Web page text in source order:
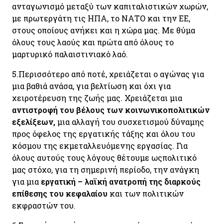
ανταγωνισμό μεταξύ των καπιταλιστικών χωρών,
με πρωτεργάτη τις ΗΠΑ, το ΝΑΤΟ και την ΕΕ,
στους οποίους ανήκει και η χώρα μας. Με θύμα
όλους τους λαούς και πρώτα από όλους το
μαρτυρικό παλαιστινιακό λαό.
5.Περισσότερο από ποτέ, χρειάζεται ο αγώνας για
μια βαθιά ανάσα, για βελτίωση και όχι για
χειροτέρευση της ζωής μας. Χρειάζεται μια
αντιστροφή του βέλους των κοινωνικοπολιτικών
εξελίξεων,μια αλλαγή του συσχετισμού δύναμης
προς όφελος της εργατικής τάξης και όλου του
κόσμου της εκμεταλλευόμενης εργασίας. Για
όλους αυτούς τους λόγους θέτουμε ωςπολιτικό
μας στόχο, για τη σημερινή περίοδο, την ανάγκη
για μια εργατική – λαϊκή ανατροπή της διαρκούς
επίθεσης του κεφαλαίου και των πολιτικών
εκφραστών του.